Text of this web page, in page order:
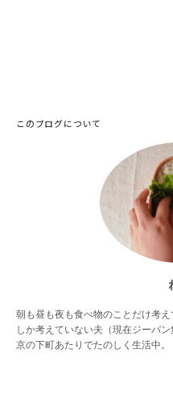
このブログについて
朝も昼も夜も食べ物のことだけ考
しか考えていない夫（現在ジーパ
京の下町あたりでたのしく生活中。